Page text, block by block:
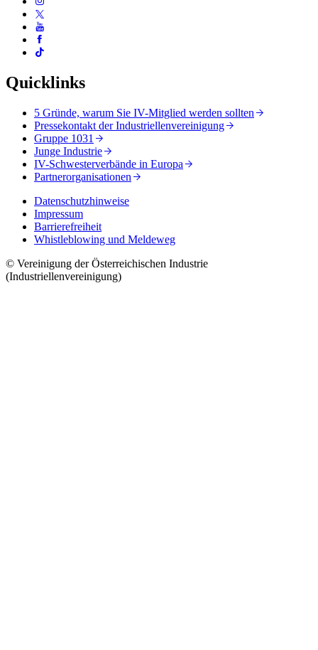
Quicklinks
5 Gründe, warum Sie IV-Mitglied werden sollten
Pressekontakt der Industriellenvereinigung
Gruppe 1031
Junge Industrie
IV-Schwesterverbände in Europa
Partnerorganisationen
Datenschutzhinweise
Impressum
Barrierefreiheit
Whistleblowing und Meldeweg
© Vereinigung der Österreichischen Industrie
(Industriellenvereinigung)